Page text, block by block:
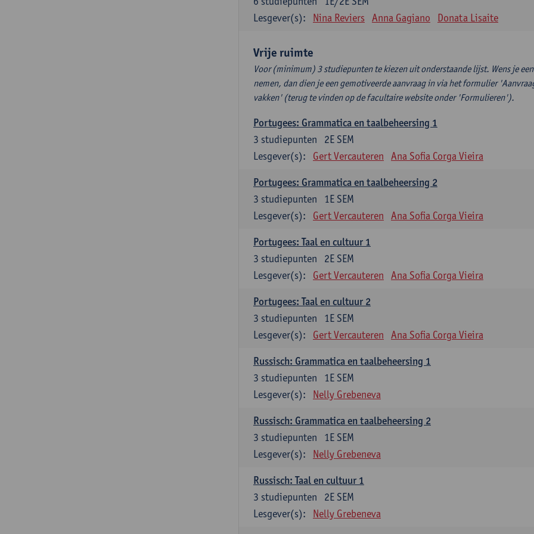
Lesgever(s):
Nina Reviers Anna Gagiano Donata Lisaite
Vrije ruimte
Voor (minimum) 3 studiepunten te kiezen uit onderstaande lijst. Wens je
nemen, dan dien je een gemotiveerde aanvraag in via het formulier
vakken' (terug te vinden op de facultaire website onder 'Formulieren').
Portugees: Grammatica en taalbeheersing 1
2E SEM
3 studiepunten
Lesgever(s):
Gert Vercauteren Ana Sofia Corga Vieira
Portugees: Grammatica en taalbeheersing 2
1E SEM
3 studiepunten
Lesgever(s):
Gert Vercauteren Ana Sofia Corga Vieira
Portugees: Taal en cultuur 1
2E SEM
3 studiepunten
Lesgever(s):
Gert Vercauteren Ana Sofia Corga Vieira
Portugees: Taal en cultuur 2
1E SEM
3 studiepunten
Lesgever(s):
Gert Vercauteren Ana Sofia Corga Vieira
Russisch: Grammatica en taalbeheersing 1
1E SEM
3 studiepunten
Lesgever(s):
Nelly Grebeneva
Russisch: Grammatica en taalbeheersing 2
1E SEM
3 studiepunten
Lesgever(s):
Nelly Grebeneva
Russisch: Taal en cultuur 1
2E SEM
3 studiepunten
Lesgever(s):
Nelly Grebeneva